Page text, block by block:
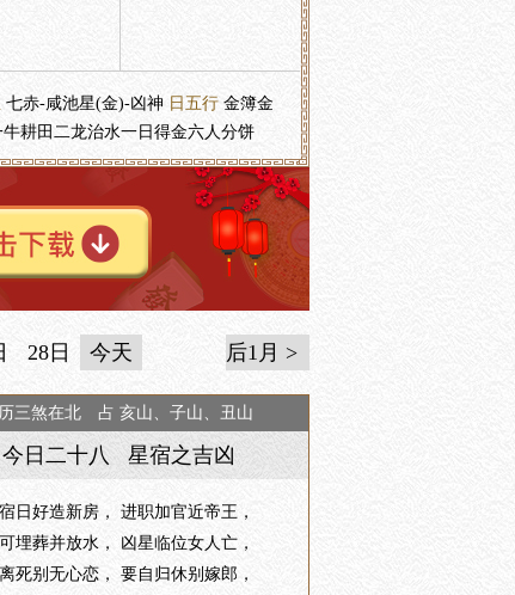
七赤-咸池星(金)-凶神 日五行 金簿金
牛耕田二龙治水一日得金六人分饼
28日 今天 后1月 >
三煞在北 占 亥山、子山、丑山
今日二十八 星宿之吉凶
日好造新房， 进职加官近帝王，
埋葬并放水， 凶星临位女人亡，
死别无心恋， 要自归休别嫁郎，